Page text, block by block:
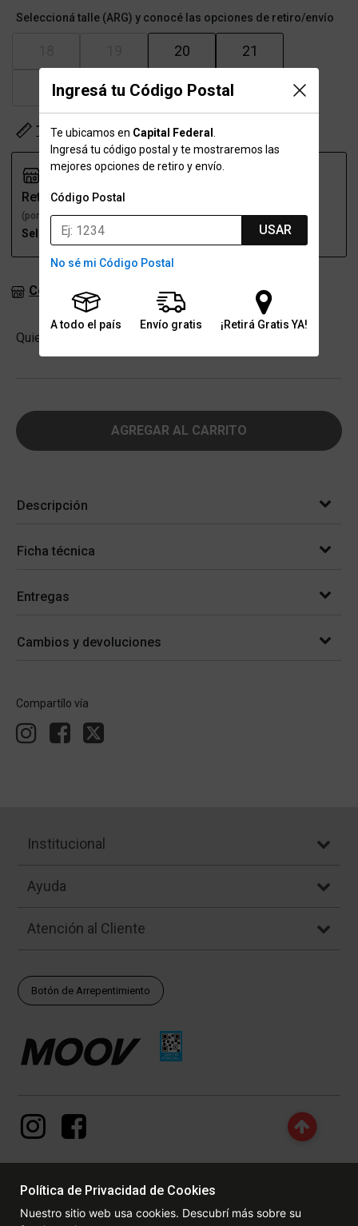
Ingresá tu Código Postal
Te ubicamos en Capital Federal
Ingresá tu código postal y te mostraremos las
mejores opciones de retiro y envío.
Código Postal
USAR
No sé mi Código Postal
A todo el país Envío gratis ¡Retirá Gratis YA!
Seleccioná talle (ARG) y conocé las opciones de retiro/envío
20 21
22 23 24
Tabla de talles
Retiro
(por una sucursal)
Seleccioná talle
(a domicilio)
Seleccioná talle
Consultar stock en sucursales
Quiero Cantidad
AGREGAR AL CARRITO
Descripción
Ficha técnica
Entregas
Cambios y devoluciones
Compartílo vía
Institucional
Ayuda
Atención al Cliente
Botón de Arrepentimiento
DERECHOS RESERVADOS. Las fotos contenidas en este site, el
Política de Privacidad de Cookies
Nuestro sitio web usa cookies. Descubrí más sobre su